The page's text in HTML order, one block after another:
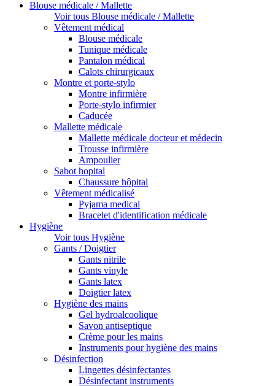
Blouse médicale / Mallette
Voir tous Blouse médicale / Mallette
Vêtement médical
Blouse médicale
Tunique médicale
Pantalon médical
Calots chirurgicaux
Montre et porte-stylo
Montre infirmière
Porte-stylo infirmier
Caducée
Mallette médicale
Mallette médicale docteur et médecin
Trousse infirmière
Ampoulier
Sabot hopital
Chaussure hôpital
Vêtement médicalisé
Pyjama medical
Bracelet d'identification médicale
Hygiène
Voir tous Hygiène
Gants / Doigtier
Gants nitrile
Gants vinyle
Gants latex
Doigtier latex
Hygiène des mains
Gel hydroalcoolique
Savon antiseptique
Crème pour les mains
Instruments pour hygiène des mains
Désinfection
Lingettes désinfectantes
Désinfectant instruments